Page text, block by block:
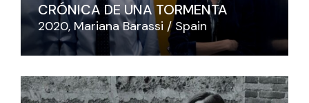
CRÓNICA DE UNA TORMENTA
2020 Mariana Barassi Spain